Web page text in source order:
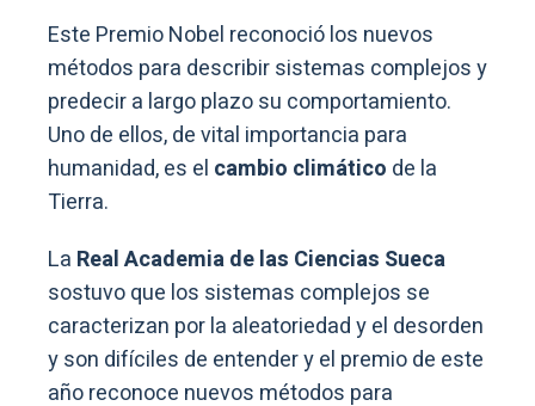
Este Premio Nobel reconoció los nuevos
métodos para describir sistemas complejos y
predecir a largo plazo su comportamiento.
Uno de ellos, de vital importancia para
humanidad, es el cambio climático de la
Tierra.
La Real Academia de las Ciencias Sueca
sostuvo que los sistemas complejos se
caracterizan por la aleatoriedad y el desorden
y son difíciles de entender y el premio de este
año reconoce nuevos métodos para